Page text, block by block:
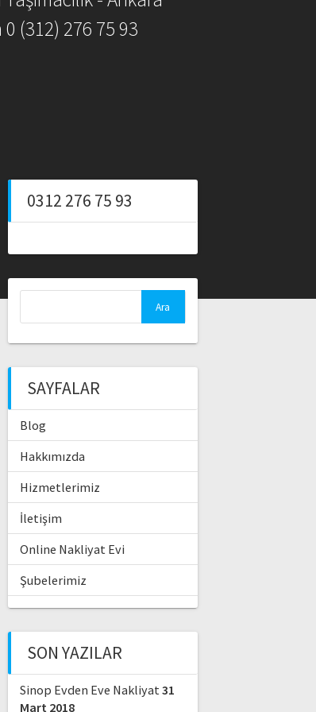
(312) 276 75 93
0312 276 75 93
SAYFALAR
Blog
Hakkımızda
Hizmetlerimiz
İletişim
Online Nakliyat Evi
Şubelerimiz
SON YAZILAR
Sinop Evden Eve Nakliyat31
Mart 2018